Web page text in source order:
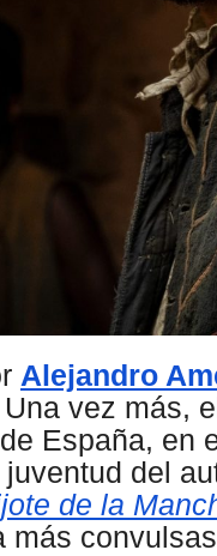
Alejandro
Una vez más,
España, en
del
de la
más